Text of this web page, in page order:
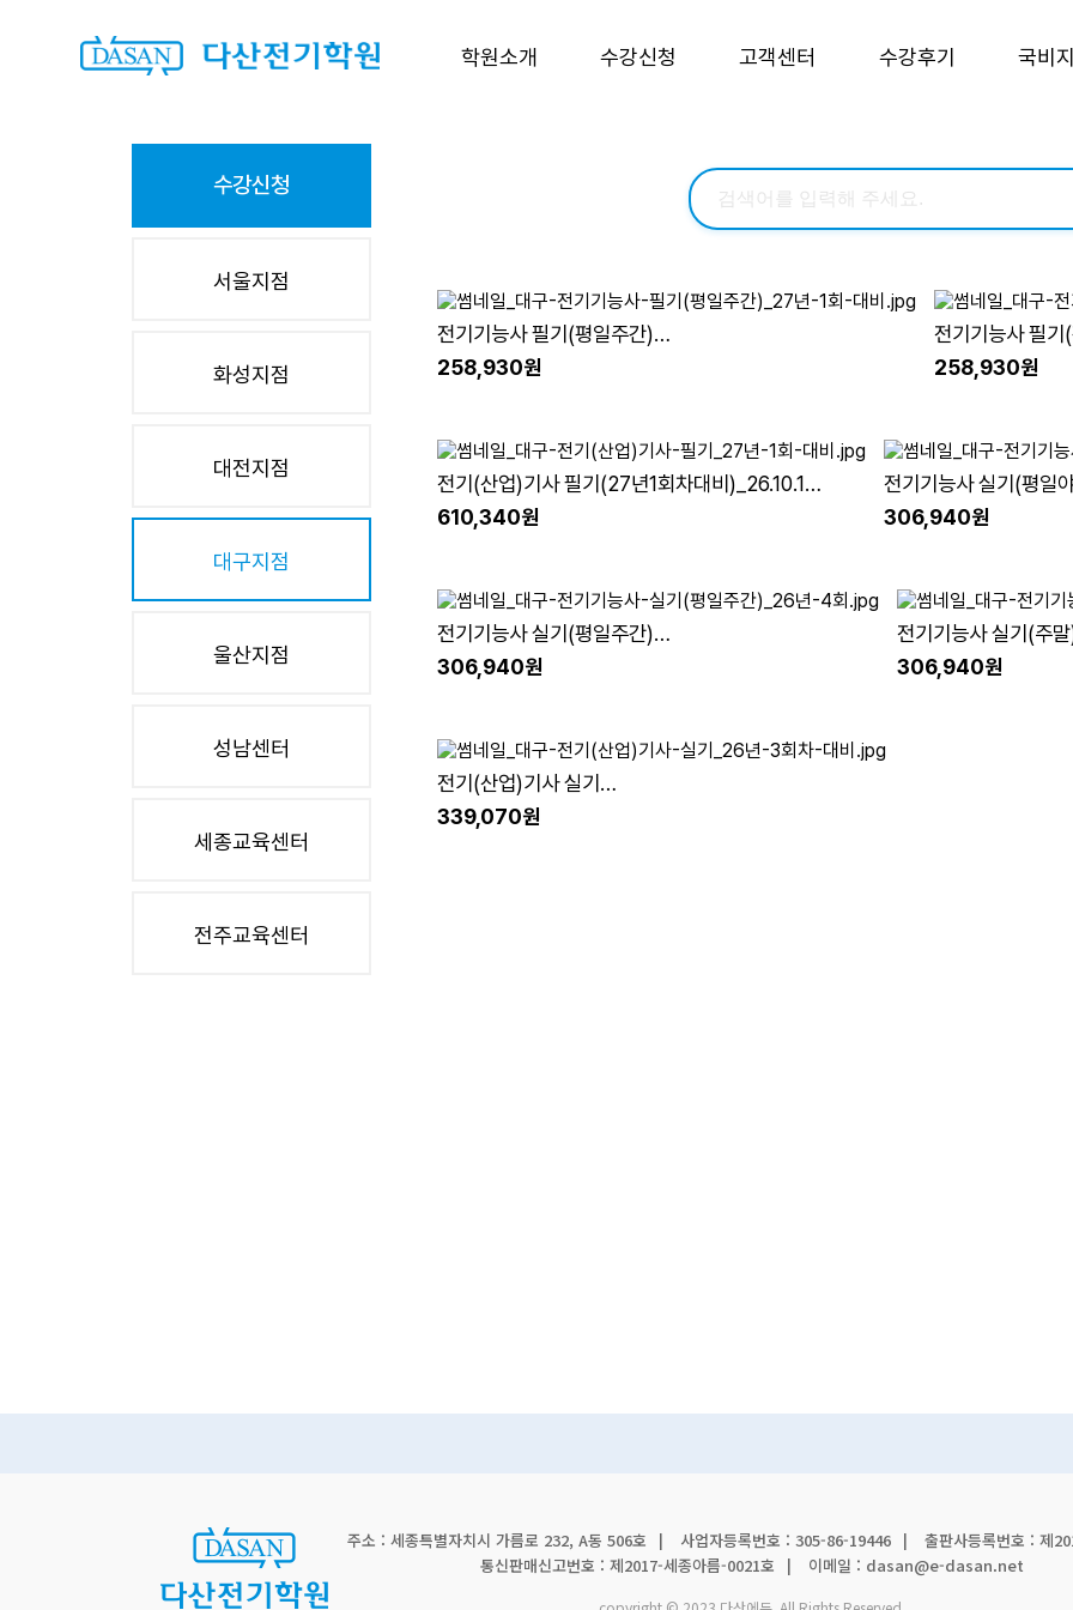
학원소개 수강신청 고객센터 수강후기 국비
수강신청
서울지점
화성지점
대전지점
대구지점
울산지점
성남센터
세종교육센터
전주교육센터
전기기능사 필기(평일주간)
(27년1회차대비)_26.12.02-27.01.13
258,930원
전기기능사 필기
(27년1회차대비
258,930원
전기(산업)기사 필기(27년1회차대비)_26.10.19-
27.01.20
610,340원
전기기능사 실기(평일
(26년4회차대비
306,940원
전기기능사 실기(평일주간)
(26년4회차대비)_26.10.08-26.11.12
306,940원
전기기능사 실기(주
(26년4회차대비
306,940원
전기(산업)기사 실기
(26년3회차대비)_26.08.22-26.10.11
339,070원
주소 : 세종특별자치시 가름로 232, A동 506호 사업자등록번호 : 305-86-19446
출판사등록번호 : 제
통신판매신고번호 : 제2017-세종아름-0021호
이메일 : dasan@e-dasan.net